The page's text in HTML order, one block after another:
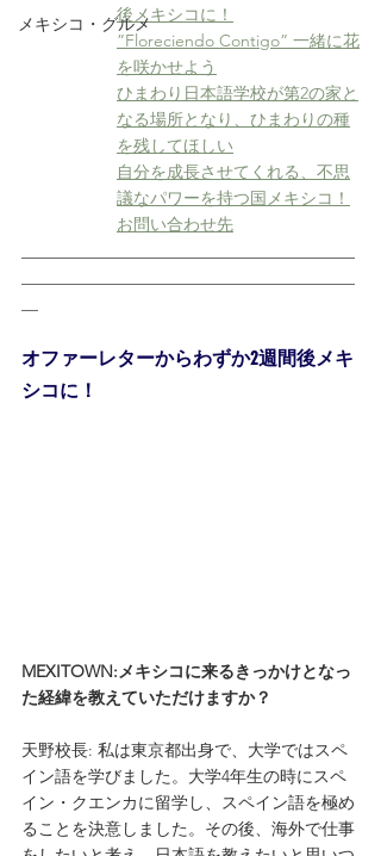
メキシコ・グルメ後メキシコに！
”Floreciendo Contigo” 一緒に花
を咲かせよう
ひまわり日本語学校が第2の家と
なる場所となり、ひまわりの種
を残してほしい
自分を成長させてくれる、不思
議なパワーを持つ国メキシコ！
お問い合わせ先
オファーレターからわずか2週間後メキ
シコに！
MEXITOWN:メキシコに来るきっかけとなっ
た経緯を教えていただけますか？
天野校長: 私は東京都出身で、大学ではスペ
イン語を学びました。大学4年生の時にスペ
イン・クエンカに留学し、スペイン語を極め
ることを決意しました。その後、海外で仕事